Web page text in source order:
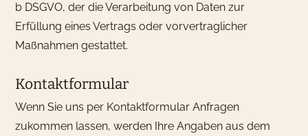
b DSGVO, der die Verarbeitung von Daten zur
Erfüllung eines Vertrags oder vorvertraglicher
Maßnahmen gestattet.
Kontaktformular
Wenn Sie uns per Kontaktformular Anfragen
zukommen lassen, werden Ihre Angaben aus dem